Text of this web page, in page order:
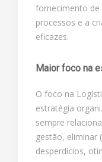
fornecimento de
processos e a
eficazes.
Maior foco na
O foco na
estratégia
sempre
gestão, eliminar
desperdícios,